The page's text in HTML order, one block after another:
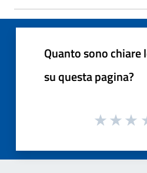
Quanto sono
su questa pagina?